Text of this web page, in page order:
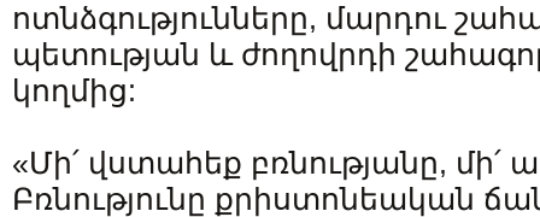
ոտնձգությունները, մարդու
պետության և ժողովրդի
կողմից:
«Մի՛ վստահեք բռնությանը, մի՛
Բռնությունը քրիստոնեական